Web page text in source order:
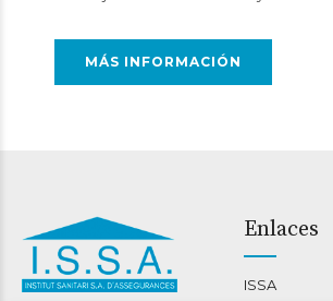
MÁS INFORMACIÓN
Enlaces
ISSA